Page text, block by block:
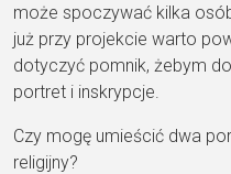
może spoczywać kilka
już przy projekcie warto
dotyczyć pomnik, żebym
portret i inskrypcje.
Czy mogę umieścić dwa
religijny?